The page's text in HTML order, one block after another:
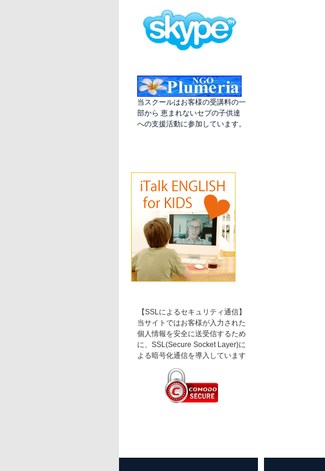
当スクールはお客様の受講料の一
部から 恵まれないセブの子供達
への支援活動に参加しています。
【SSLによるセキュリティ通信】
当サイトではお客様が入力された
個人情報を安全に送受信するため
に、SSL(Secure Socket Layer)に
よる暗号化通信を導入しています